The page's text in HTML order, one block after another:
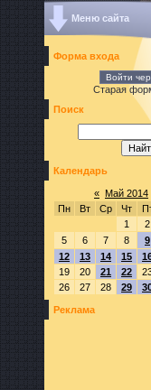
Меню сайта
Форма входа
Войти
Старая
Поиск
Календарь
« Май 2014
Пн
Вт Ср Чт
1
2
5
6 7 8 9
12
13 14 15
19
20 21 22
26
27 28 29
Реклама